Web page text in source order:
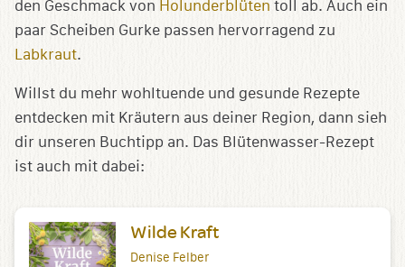
den Geschmack von Holunderblüten toll ab. Auch ein
paar Scheiben Gurke passen hervorragend zu
Labkraut.
Willst du mehr wohltuende und gesunde Rezepte
entdecken mit Kräutern aus deiner Region, dann sieh
dir unseren Buchtipp an. Das Blütenwasser-Rezept
ist auch mit dabei:
Wilde Kraft
Denise Felber